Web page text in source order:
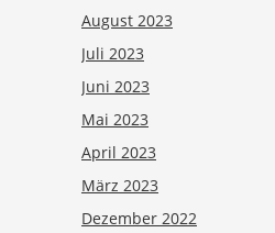
August 2023
Juli 2023
Juni 2023
Mai 2023
April 2023
März 2023
Dezember 2022